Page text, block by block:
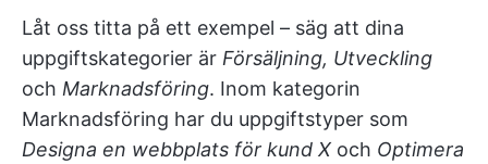
Låt oss titta på ett exempel – säg att dina
uppgiftskategorier är Försäljning, Utveckling
och Marknadsföring. Inom kategorin
Marknadsföring har du uppgiftstyper som
Designa en webbplats för kund X och Optimera